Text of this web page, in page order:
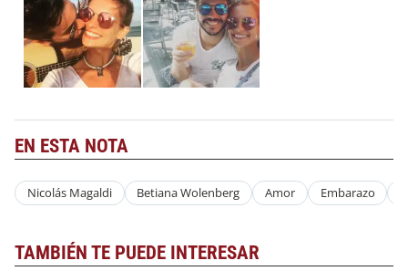
EN ESTA NOTA
Nicolás Magaldi Betiana Wolenberg Amor Embarazo
TAMBIÉN TE PUEDE INTERESAR